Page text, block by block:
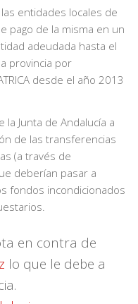
entidades locales de
pago de la misma en un
adeudada hasta el
provincia por
desde el año 2013
Junta de Andalucía a
de las transferencias
(a través de
deberían pasar a
fondos incondicionados
en contra de
lo que le debe a